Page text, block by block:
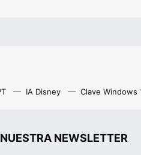
IA Disney Clave Windows
NEWSLETTER